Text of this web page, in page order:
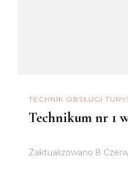
TECHNIK OBSŁUGI
Technikum nr 1
Zaktualizowano 8